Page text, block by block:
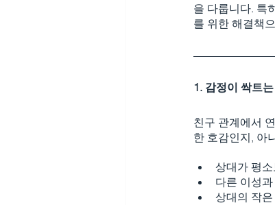
을 다룹니다. 특
를 위한 해결책
1. 감정이 싹트
친구 관계에서
한 호감인지, 아
상대가 평
다른 이성
상대의 작